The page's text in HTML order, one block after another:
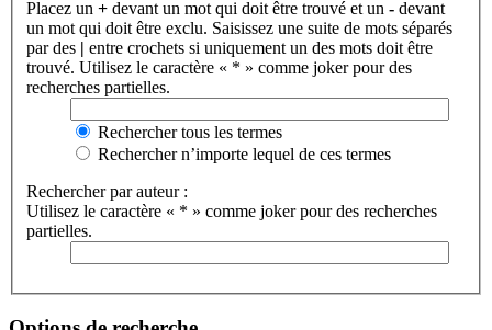
Placez un + devant un mot qui doit être trouvé et un - devant
un mot qui doit être exclu. Saisissez une suite de mots séparés
par des | entre crochets si uniquement un des mots doit être
trouvé. Utilisez le caractère « * » comme joker pour des
recherches partielles.
Rechercher tous les termes
Rechercher n’importe lequel de ces termes
Rechercher par auteur :
Utilisez le caractère « * » comme joker pour des recherches
partielles.